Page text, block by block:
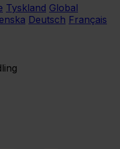
Tyskland Global
Deutsch Français